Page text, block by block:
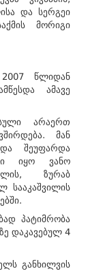
და სერგეი
მორიგი
2007 წლიდან
ამავე
არაერთ
მან
შეუფარდა
იყო ვანო
ზურაბ
სააკაშვილის
პატიმრობა
დაკავებულ 4
განხილვის